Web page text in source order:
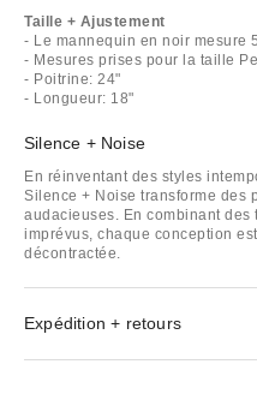
Taille + Ajustement
- Le mannequin en noir mesure
- Mesures prises pour la taille
- Poitrine: 24"
- Longueur: 18"
Silence + Noise
En réinventant des styles
Silence + Noise transforme des
audacieuses. En combinant
imprévus, chaque conception
décontractée.
Expédition + retours